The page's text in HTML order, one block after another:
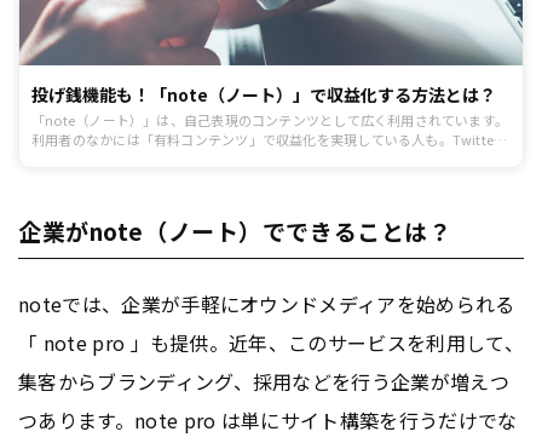
投げ銭機能も！「note（ノート）」で収益化する方法とは？
「note（ノート）」は、自己表現のコンテンツとして広く利用されています。
利用者のなかには「有料コンテンツ」で収益化を実現している人も。Twitter
企業がnote（ノート）でできることは？
noteでは、企業が手軽にオウンドメディアを始められる
「 note pro 」も提供。近年、このサービスを利用して、
集客からブランディング、採用などを行う企業が増えつ
つあります。note pro は単にサイト構築を行うだけでな